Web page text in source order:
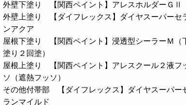
外壁下塗り 【関西ペイント】アレスホルダーＧⅡ
外壁上塗り 【ダイフレックス】ダイヤスーパーセ
ンアクア
屋根下塗り 【関西ペイント】浸透型シーラーＭ（
塗り２回塗）
屋根上塗り 【関西ペイント】アレスクール２液フ
ソ（遮熱フッソ）
その他付帯部 【ダイフレックス】ダイヤスーパー
ランマイルド